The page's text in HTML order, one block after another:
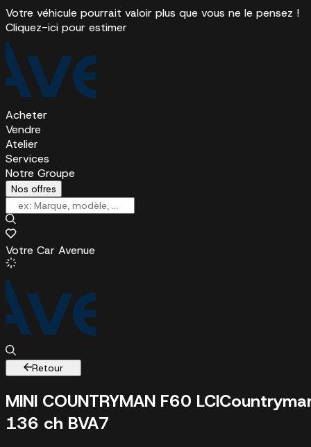
Votre véhicule pourrait valoir plus que vous ne le pensez !
Cliquez-ici pour estimer
Acheter
Vendre
Atelier
Services
Notre Groupe
Nos offres
Votre Car Avenue
Retour
MINI COUNTRYMAN F60 LCI
136 ch BVA7